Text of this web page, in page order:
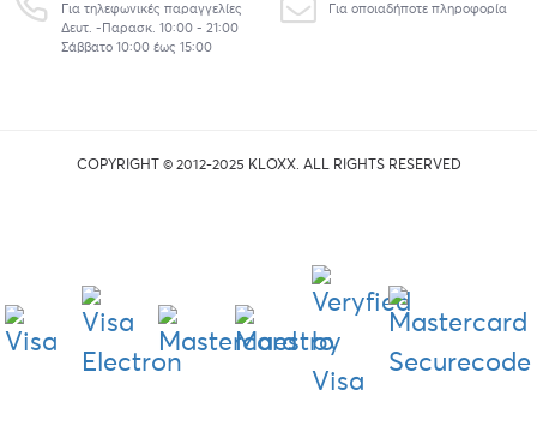
Για τηλεφωνικές παραγγελίες
Δευτ. -Παρασκ. 10:00 - 21:00
Σάββατο 10:00 έως 15:00
Για οποιαδήποτε πληροφορία
COPYRIGHT © 2012-2025 KLOXX. ALL RIGHTS RESERVED